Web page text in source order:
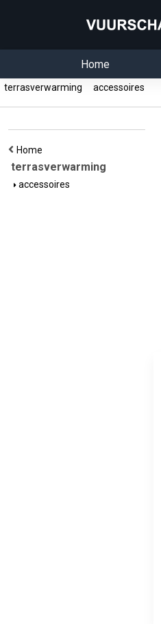
Home
terrasverwarming accessoires
Home
terrasverwarming
accessoires